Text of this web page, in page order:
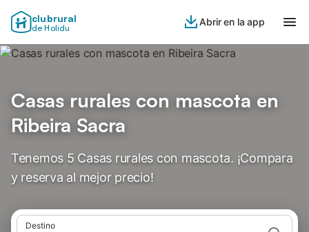
clubrural
de Holidu
Abrir en la app
Casas rurales con mascota en
Ribeira Sacra
Tenemos 5 Casas rurales con mascota. ¡Compara
y reserva al mejor precio!
Destino